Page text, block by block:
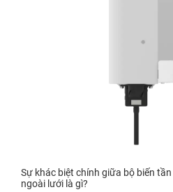
Sự khác biệt chính giữa bộ biến
ngoài lưới là gì?